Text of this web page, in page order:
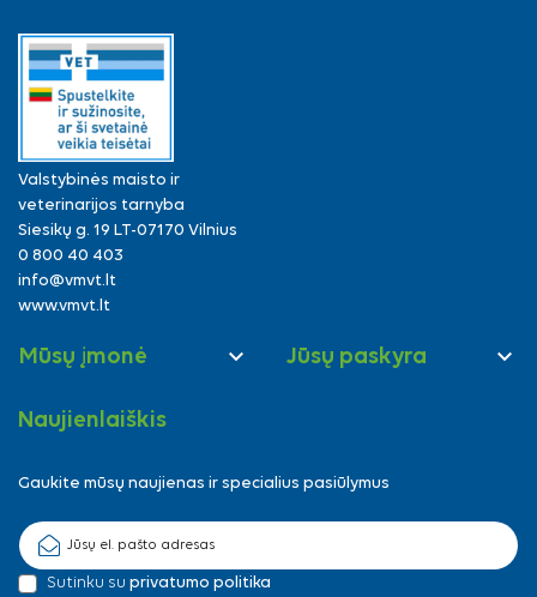
Valstybinės maisto ir
veterinarijos tarnyba
Siesikų g. 19 LT-07170 Vilnius
0 800 40 403
info@vmvt.lt
www.vmvt.lt
Mūsų įmonė  Jūsų paskyra 
Naujienlaiškis
Gaukite mūsų naujienas ir specialius pasiūlymus
Sutinku su privatumo politika